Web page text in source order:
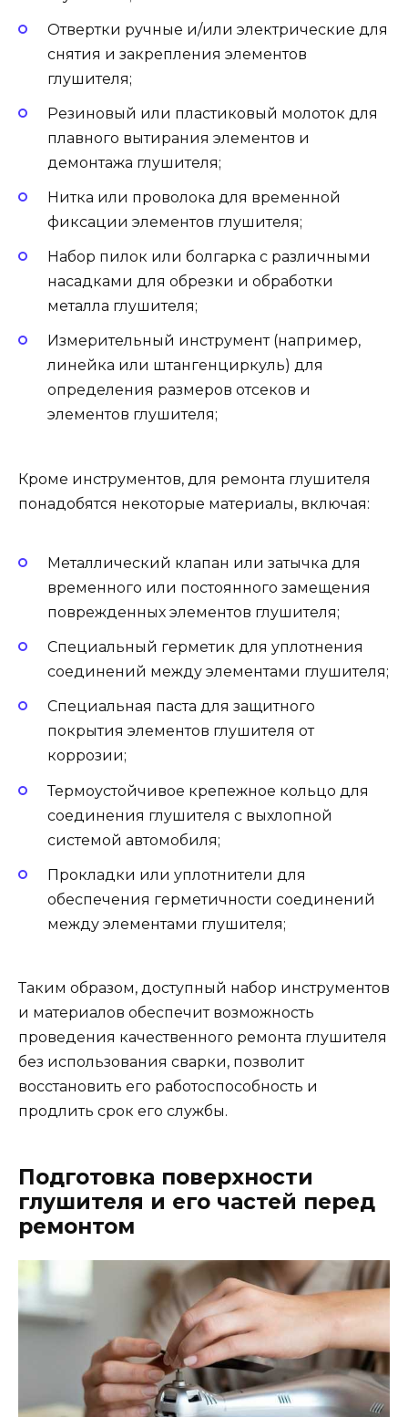
Отвертки ручные и/или электрические для
снятия и закрепления элементов
глушителя;
Резиновый или пластиковый молоток для
плавного вытирания элементов и
демонтажа глушителя;
Нитка или проволока для временной
фиксации элементов глушителя;
Набор пилок или болгарка с различными
насадками для обрезки и обработки
металла глушителя;
Измерительный инструмент (например,
линейка или штангенциркуль) для
определения размеров отсеков и
элементов глушителя;
Кроме инструментов, для ремонта глушителя
понадобятся некоторые материалы, включая:
Металлический клапан или затычка для
временного или постоянного замещения
поврежденных элементов глушителя;
Специальный герметик для уплотнения
соединений между элементами глушителя;
Специальная паста для защитного
покрытия элементов глушителя от
коррозии;
Термоустойчивое крепежное кольцо для
соединения глушителя с выхлопной
системой автомобиля;
Прокладки или уплотнители для
обеспечения герметичности соединений
между элементами глушителя;
Таким образом, доступный набор инструментов
и материалов обеспечит возможность
проведения качественного ремонта глушителя
без использования сварки, позволит
восстановить его работоспособность и
продлить срок его службы.
Подготовка поверхности
глушителя и его частей перед
ремонтом